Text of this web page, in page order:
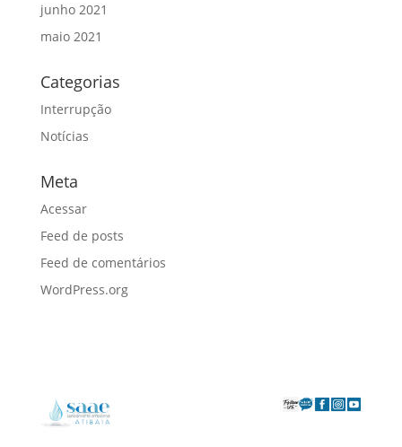
junho 2021
maio 2021
Categorias
Interrupção
Notícias
Meta
Acessar
Feed de posts
Feed de comentários
WordPress.org